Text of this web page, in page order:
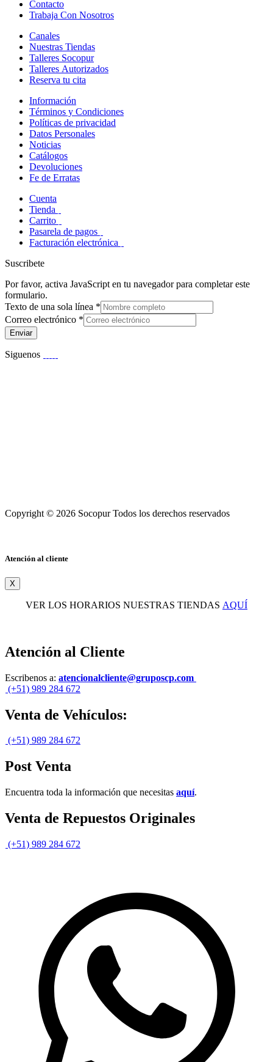
Contacto
Trabaja Con Nosotros
Canales
Nuestras Tiendas
Talleres Socopur
Talleres Autorizados
Reserva tu cita
Información
Términos y Condiciones
Políticas de privacidad
Datos Personales
Noticias
Catálogos
Devoluciones
Fe de Erratas
Cuenta
Tienda
Carrito
Pasarela de pagos
Facturación electrónica
Suscribete
Por favor, activa JavaScript en tu navegador para completar este
formulario.
Texto de una sola línea *
Correo electrónico *
Enviar
Siguenos
Copyright © 2026 Socopur Todos los derechos reservados
Atención al cliente
X
VER LOS HORARIOS NUESTRAS TIENDAS AQUÍ
Atención al Cliente
Escribenos a: atencionalcliente@gruposcp.com
(+51) 989 284 672
Venta de Vehículos:
(+51) 989 284 672
Post Venta
Encuentra toda la información que necesitas aquí.
Venta de Repuestos Originales
(+51) 989 284 672